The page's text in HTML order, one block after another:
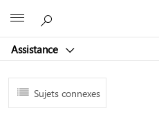
Assistance
Sujets connexes